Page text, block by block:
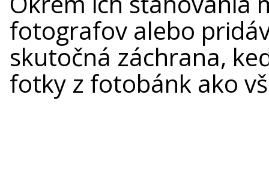
fotografov alebo
skutočná záchrana,
fotky z fotobánk ako